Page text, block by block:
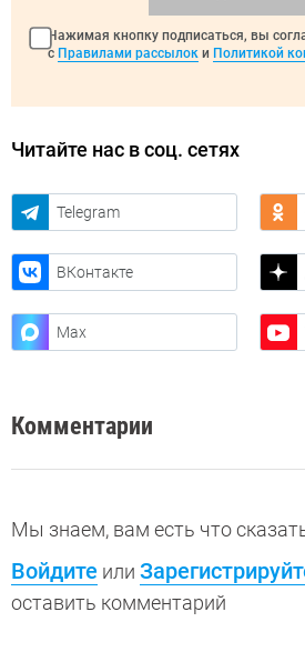
Нажимая кнопку подписаться, вы
с Правилами рассылок и Политикой
Читайте нас в соц. сетях
Telegram
ВКонтакте
Max
Комментарии
Мы знаем, вам есть что
Войдите или
оставить комментарий